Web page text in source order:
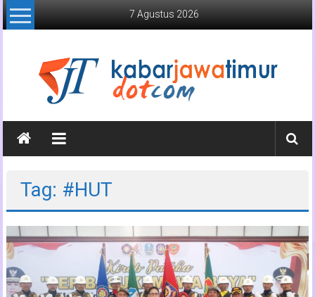
Lompat
ke
7 Agustus 2026
Kabar
Jawa
Media
Jawa
Timur
Tag: #HUT